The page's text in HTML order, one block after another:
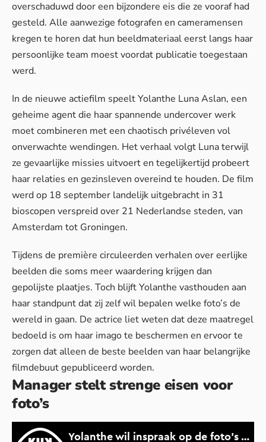
overschaduwd door een bijzondere eis die ze vooraf had
gesteld. Alle aanwezige fotografen en cameramensen
kregen te horen dat hun beeldmateriaal eerst langs haar
persoonlijke team moest voordat publicatie toegestaan
werd.
In de nieuwe actiefilm speelt Yolanthe Luna Aslan, een
geheime agent die haar spannende undercover werk
moet combineren met een chaotisch privéleven vol
onverwachte wendingen. Het verhaal volgt Luna terwijl
ze gevaarlijke missies uitvoert en tegelijkertijd probeert
haar relaties en gezinsleven overeind te houden. De film
werd op 18 september landelijk uitgebracht in 31
bioscopen verspreid over 21 Nederlandse steden, van
Amsterdam tot Groningen.
Tijdens de première circuleerden verhalen overeerlijke
beelden die soms meer waardering krijgen dan
gepolijste plaatjes. Toch blijft Yolanthe vasthouden aan
haar standpunt dat zij zelf wil bepalen welke foto’s de
wereld in gaan. De actrice liet weten dat deze maatregel
bedoeld is om haar imago te beschermen en ervoor te
zorgen dat alleen de beste beelden van haar belangrijke
filmdebuut gepubliceerd worden.
Manager stelt strenge eisen voor
foto’s